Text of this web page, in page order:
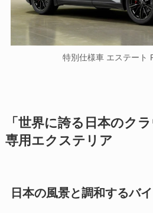
特別仕様車 エステート
「世界に誇る日本のク
専用エクステリア
日本の風景と調和するバ